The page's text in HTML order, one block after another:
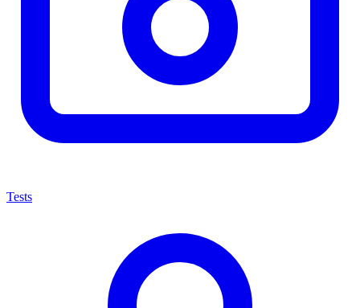
Tests